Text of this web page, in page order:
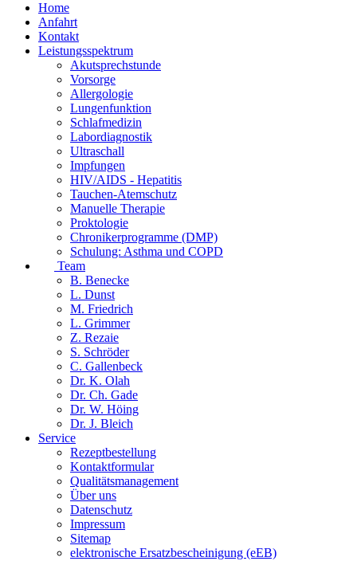
Home
Anfahrt
Kontakt
Leistungsspektrum
Akutsprechstunde
Vorsorge
Allergologie
Lungenfunktion
Schlafmedizin
Labordiagnostik
Ultraschall
Impfungen
HIV/AIDS - Hepatitis
Tauchen-Atemschutz
Manuelle Therapie
Proktologie
Chronikerprogramme (DMP)
Schulung: Asthma und COPD
Team
B. Benecke
L. Dunst
M. Friedrich
L. Grimmer
Z. Rezaie
S. Schröder
C. Gallenbeck
Dr. K. Olah
Dr. Ch. Gade
Dr. W. Höing
Dr. J. Bleich
Service
Rezeptbestellung
Kontaktformular
Qualitätsmanagement
Über uns
Datenschutz
Impressum
Sitemap
elektronische Ersatzbescheinigung (eEB)